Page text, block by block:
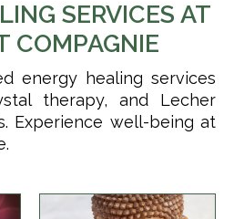
SERVICES AT
COMPAGNIE
energy healing services
therapy, and Lecher
Experience well-being at